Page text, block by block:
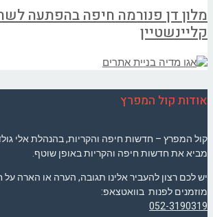
מלון דן פנורמה חיפה בהפתעה
קליינשטיין
אודות קול המפרץ
קול המפרץ – חדשות חיפה והקריות, בהנהלת אלי
מביא את חדשות חיפה והקריות באופן שוטף.
יש לכם רצון להעביר אלינו תגובה, הערה או הארה
מוזמנים לפנות בוואטצאפ:
052-3190319